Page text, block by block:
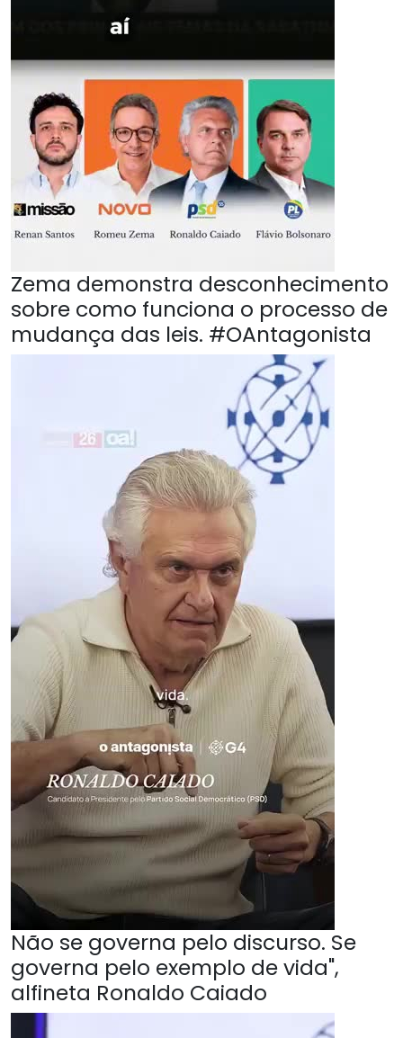
Zema demonstra desconhecimento
sobre como funciona o processo de
mudança das leis. #OAntagonista
Não se governa pelo discurso. Se
governa pelo exemplo de vida",
alfineta Ronaldo Caiado